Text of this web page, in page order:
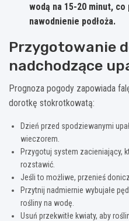
wodą na 15-20 minut, co
nawodnienie podłoża.
Przygotowanie
nadchodzące
Prognoza pogody zapowiada
dorotkę stokrotkowatą:
Dzień przed spodziewanymi
wieczorem.
Przygotuj system zacieniający,
rozstawić.
Jeśli to możliwe, przenieś
Przytnij nadmiernie wybujałe
rośliny na wodę.
Usuń przekwitłe kwiaty, aby